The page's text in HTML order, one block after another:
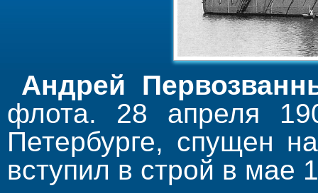
Андрей
флота. 28 апреля
Петербурге, спущен
вступил в строй в мае